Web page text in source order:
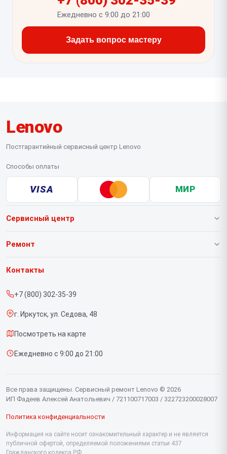
Ежедневно с 9:00 до 21:00
Задать вопрос мастеру
Lenovo
Постгарантийный сервисный центр Lenovo
Способы оплаты
VISA МИР
Сервисный центр
О нашем сервисе
Срочный ремонт
Доставка и способы оплаты
Диагностика
Контакты
Ремонт
Ноутбуков
Контакты
+7 (800) 302-35-39
г. Иркутск, ул. Седова, 48
Посмотреть на карте
Ежедневно с 9:00 до 21:00
Все права защищены. Сервисный ремонт Lenovo © 2026
ИП Фадеев Алексей Анатольевич / 721100717003 / 322723200028007
Политика конфиденциальности
Информация на сайте носит ознакомительный характер и не является
публичной офертой, определяемой положениями статьи 437
Гражданского кодекса РФ.